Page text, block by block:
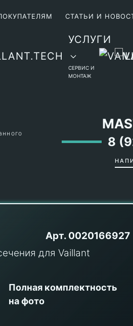
СТАТЬИ И
УСЛУГИ
СЕРВИС И
МОНТАЖ
8
Арт. 0020166927
Полная комплектность
на фото